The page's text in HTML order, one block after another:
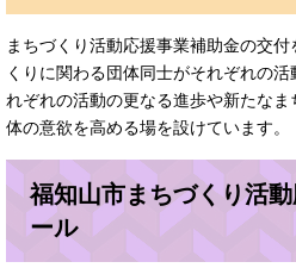
まちづくり活動応援事業補助金の交
くりに関わる団体同士がそれぞれの
れぞれの活動の更なる進歩や新たな
体の意欲を高める場を設けています。
福知山市まちづくり活
ール